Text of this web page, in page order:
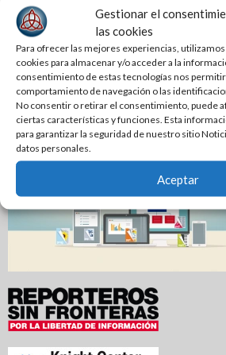
Gestionar el
las cookies
Para ofrecer las mejores experiencias,
cookies para almacenar y/o acceder a la
consentimiento de estas tecnologías nos
comportamiento de navegación o las
No consentir o retirar el consentimiento, puede
ciertas características y funciones. Esta
para garantizar la seguridad de nuestro sitio
datos personales.
Aceptar
Anuncian la Primera Copa
Tamaulipas 2026
Reconoce Américo labor de la
Tamaulipas; atestigua llegada del
estatal